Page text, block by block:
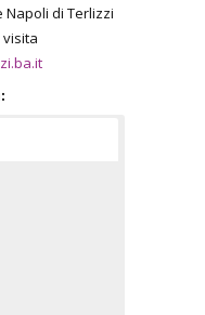
Napoli di Terlizzi
visita